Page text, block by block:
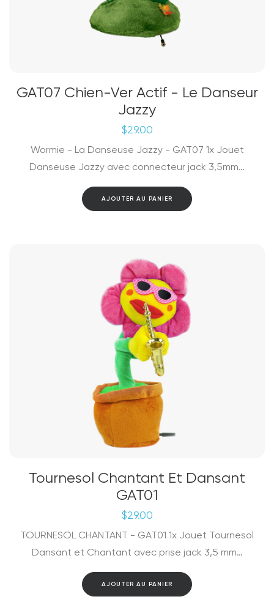
GAT07 Chien-Ver Actif - Le Danseur
Jazzy
$29.00
Wormie - La Danseuse Jazzy - GAT07 1x Jouet
Danseuse Jazzy avec connecteur jack 3,5mm…
AJOUTER AU PANIER
Tournesol Chantant Et Dansant
GAT01
$29.00
TOURNESOL CHANTANT - GAT01 1x Jouet Tournesol
Dansant et Chantant avec prise jack 3,5 mm…
AJOUTER AU PANIER